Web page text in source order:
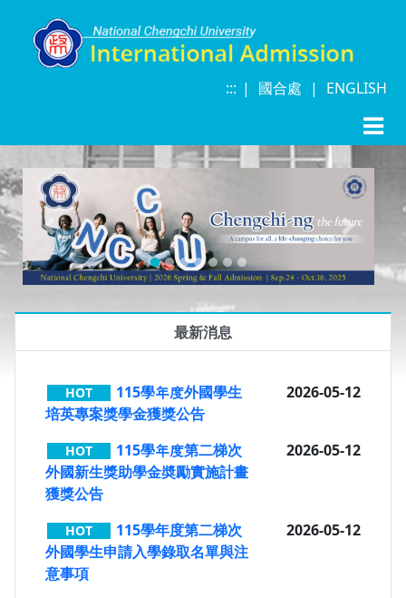
|| | 國合處 | ENGLISH
Previous Next
最新消息
HOT
115學年度外國學生
培英專案獎學金獲獎公告
2026-05-12
HOT
115學年度第二梯次
外國新生獎助學金奬勵實施計畫
獲獎公告
2026-05-12
HOT
115學年度第二梯次
外國學生申請入學錄取名單與注
意事項
2026-05-12